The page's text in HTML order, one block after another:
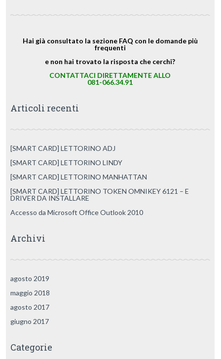
Hai già consultato la sezione FAQ con le domande più
frequenti
e non hai trovato la risposta che cerchi?
CONTATTACI DIRETTAMENTE ALLO
081-066.34.91
Articoli recenti
[SMART CARD] LETTORINO ADJ
[SMART CARD] LETTORINO LINDY
[SMART CARD] LETTORINO MANHATTAN
[SMART CARD] LETTORINO TOKEN OMNIKEY 6121 – E
DRIVER DA INSTALLARE
Accesso da Microsoft Office Outlook 2010
Archivi
agosto 2019
maggio 2018
agosto 2017
giugno 2017
Categorie